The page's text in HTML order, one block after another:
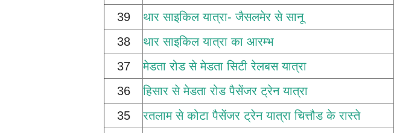
39
थार साइकिल यात्रा- जैसलमेर से सानू
38
थार साइकिल यात्रा का आरम्भ
37
मेडता रोड से मेडता सिटी रेलबस यात्रा
36
हिसार से मेडता रोड पैसेंजर ट्रेन यात्रा
35
रतलाम से कोटा पैसेंजर ट्रेन यात्रा चित्तौड के रास्ते